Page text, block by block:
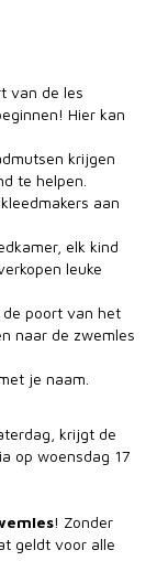
van de les
Hier kan
krijgen
te helpen.
aan
elk kind
leuke
poort van het
naar de zwemles
je naam.
krijgt de
op woensdag 17
! Zonder
geldt voor alle